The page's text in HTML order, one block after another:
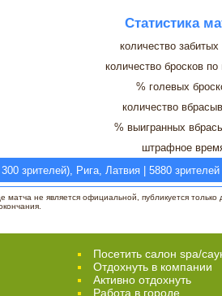
Статистика
количество
количество бросков по
% голевых
количество
% выигранных
штрафное
зрителей), Рига, Латвия | 5880 зрителей
не является официальной, публикуется только
Посетить салон spa/
Отдохнуть в компании
Активно отдохнуть
Работа в городе